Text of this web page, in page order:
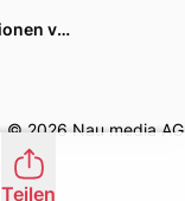
Datenschutzoptionen verwalten
© 2026 Nau media AG
Teilen